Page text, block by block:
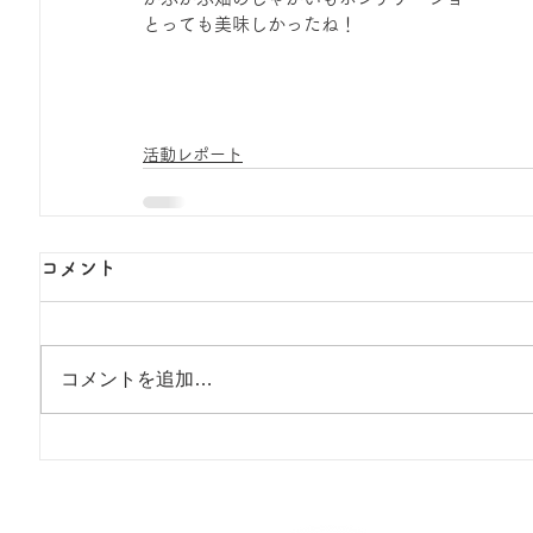
とっても美味しかったね！
活動レポート
コメント
コメントを追加…